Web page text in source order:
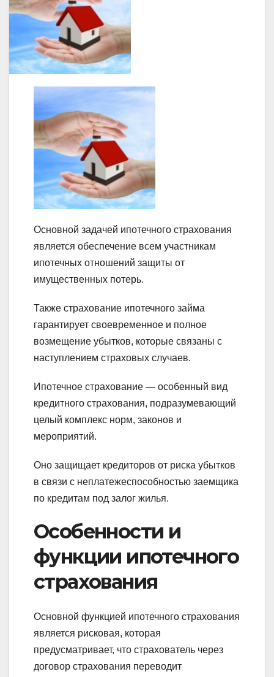
Основной задачей ипотечного страхования
является обеспечение всем участникам
ипотечных отношений защиты от
имущественных потерь.
Также страхование ипотечного займа
гарантирует своевременное и полное
возмещение убытков, которые связаны с
наступлением страховых случаев.
Ипотечное страхование — особенный вид
кредитного страхования, подразумевающий
целый комплекс норм, законов и
мероприятий.
Оно защищает кредиторов от риска убытков
в связи с неплатежеспособностью заемщика
по кредитам под залог жилья.
Особенности и
функции ипотечного
страхования
Основной функцией ипотечного страхования
является рисковая, которая
предусматривает, что страхователь через
договор страхования переводит